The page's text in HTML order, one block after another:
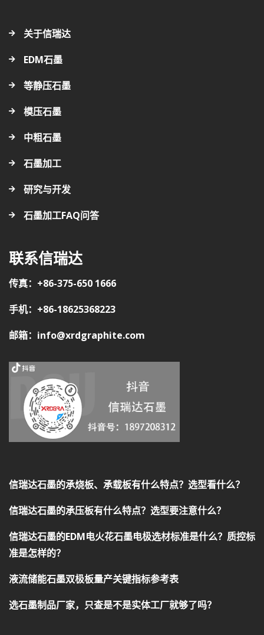
关于信瑞达
EDM石墨
等静压石墨
模压石墨
中粗石墨
石墨加工
研究与开发
石墨加工FAQ问答
联系信瑞达
传真：+86-375-650 1666
手机：+86-18625368223
邮箱：info@xrdgraphite.com
信瑞达石墨的承烧板、承载板有什么特点？选型看什么？
信瑞达石墨的承压板有什么特点？选型要注意什么？
信瑞达石墨的EDM电火花石墨电极选材标准是什么？质控标
准是怎样的？
液流储能石墨双极板量产关键指标参考表
选石墨制品厂家，只查是不是实体工厂就够了吗？